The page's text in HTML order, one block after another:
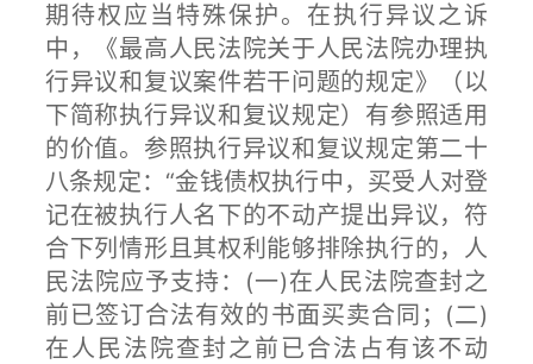
期待权应当特殊保护。在执行异议之诉
中，《最高人民法院关于人民法院办理执
行异议和复议案件若干问题的规定》（以
下简称执行异议和复议规定）有参照适用
的价值。参照执行异议和复议规定第二十
八条规定：“金钱债权执行中，买受人对登
记在被执行人名下的不动产提出异议，符
合下列情形且其权利能够排除执行的，人
民法院应予支持：(一)在人民法院查封之
前已签订合法有效的书面买卖合同；(二)
在人民法院查封之前已合法占有该不动